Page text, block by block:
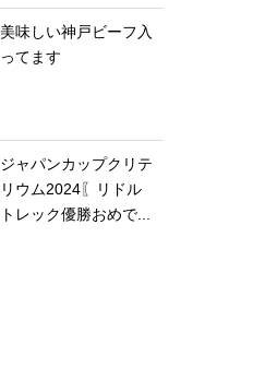
美味しい神戸ビーフ入
ってます
ジャパンカップクリテ
リウム2024〖リドル
トレック優勝おめで...